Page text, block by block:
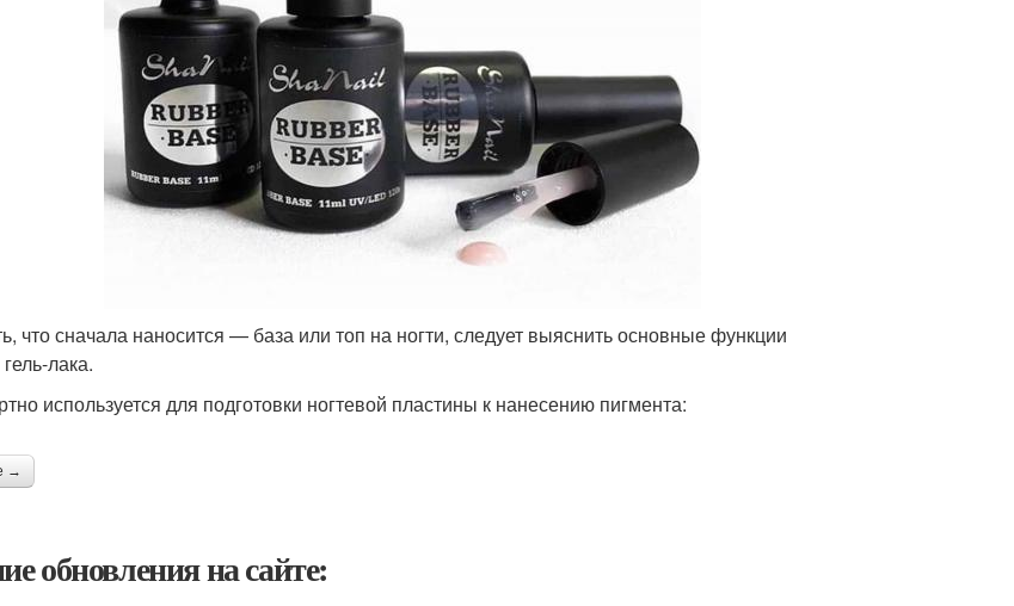
что сначала наносится — база или топ на ногти, следует выяснить основные функции
лака.
используется для подготовки ногтевой пластины к нанесению пигмента:
→
обновления на сайте: